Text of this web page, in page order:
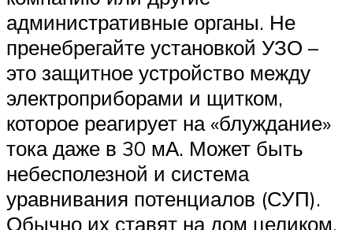
административные органы. Не
пренебрегайте установкой УЗО –
это защитное устройство между
электроприборами и щитком,
которое реагирует на «блуждание»
тока даже в 30 мА. Может быть
небесполезной и система
уравнивания потенциалов (СУП).
Обычно их ставят на дом целиком,